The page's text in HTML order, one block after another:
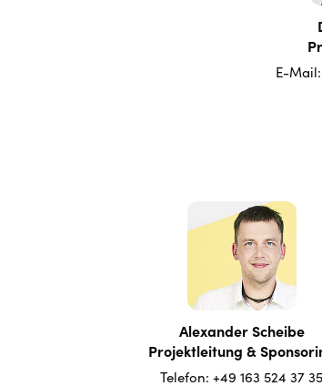
E-Mail:
Alexander Scheibe
Projektleitung &
Telefon: +49 163 524 37 35